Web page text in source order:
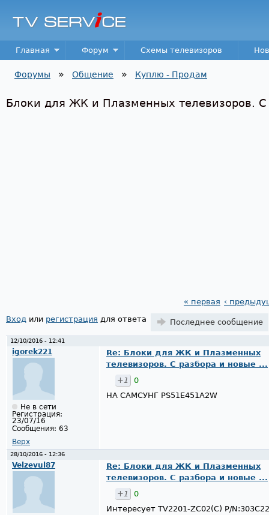
TV
Service
Main menu
Главная Форум Схемы телевизоров
Форумы » Общение » Куплю - Продам
Блоки для ЖК и Плазменных телевизоров. С
Страницы
« первая ‹
Вход или регистрация для ответа Последнее сообщение
12/10/2016 - 12:41
igorek221
Не в сети
Регистрация:
23/07/16
Сообщения: 63
Верх
Re: Блоки для ЖК и Плазменных
телевизоров. С разбора и новые ...
+1
0
НА САМСУНГ PS51E451A2W
28/10/2016 - 12:36
Velzevul87
Re: Блоки для ЖК и Плазменных
телевизоров. С разбора и новые ...
+1
0
Интересует TV2201-ZC02(C) P/